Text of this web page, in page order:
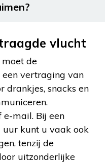
vlucht
de
vertraging van
drankjes, snacks en
e-mail. Bij een
kunt u vaak ook
tenzij de
uitzonderlijke